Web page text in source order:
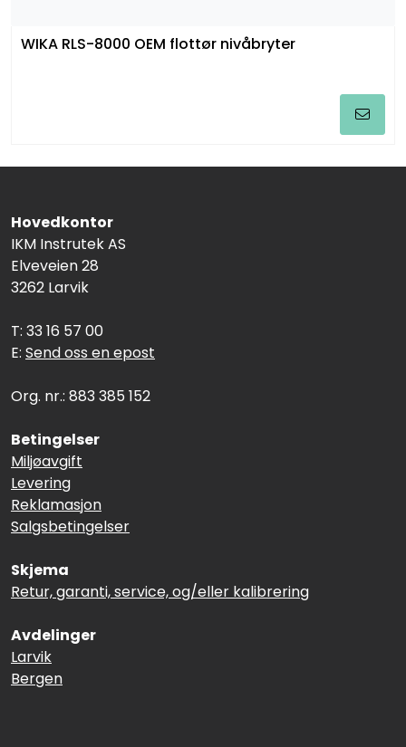
WIKA RLS-8000 OEM flottør nivåbryter
Hovedkontor
IKM Instrutek AS
Elveveien 28
3262 Larvik
T: 33 16 57 00
E: Send oss en epost
Org. nr.: 883 385 152
Betingelser
Miljøavgift
Levering
Reklamasjon
Salgsbetingelser
Skjema
Retur, garanti, service, og/eller kalibrering
Avdelinger
Larvik
Bergen